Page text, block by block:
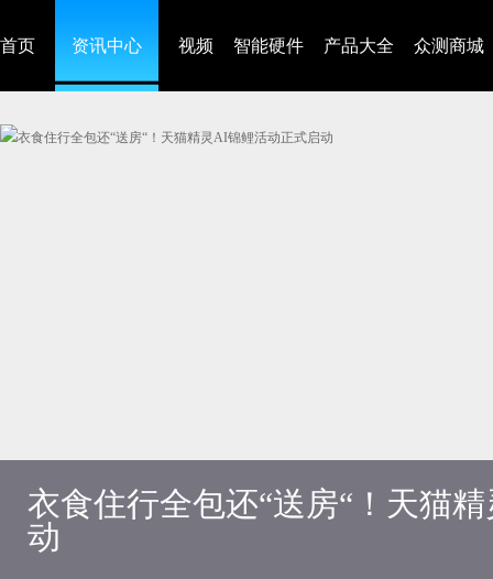
首页 资讯中心 视频 智能硬件 产品大全 众测商城
衣食住行全包还“送房“！天猫
动